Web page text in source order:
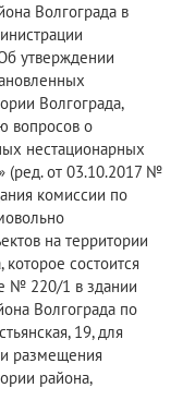
Волгограда в
утверждении
Волгограда,
вопросов о
нестационарных
(ред. от 03.10.2017 №
комиссии по
на территории
состоится
№ 220/1 в здании
Волгограда по
19, для
размещения
района,